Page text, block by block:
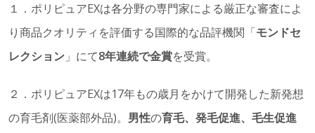
１．ポリピュアEXは各分野の専門家による厳正な審査によ
り商品クオリティを評価する国際的な品評機関「モンドセ
レクション 」にて8年連続で金賞を受賞。
２．ポリピュアEXは17年もの歳月をかけて開発した新発想
の育毛剤(医薬部外品)。 男性の育毛、発毛促進、毛生促進